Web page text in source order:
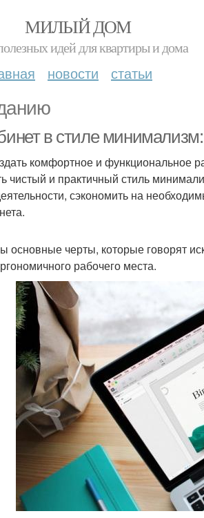
МИЛЫЙ ДОМ
идей для квартиры и дома
новости статьи
в стиле
комфортное и функциональное
чистый и практичный стиль
сэкономить на
черты, которые говорят
рабочего места.